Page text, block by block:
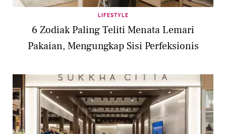
LIFESTYLE
6 Zodiak Paling Teliti Menata Lemari
Pakaian, Mengungkap Sisi Perfeksionis